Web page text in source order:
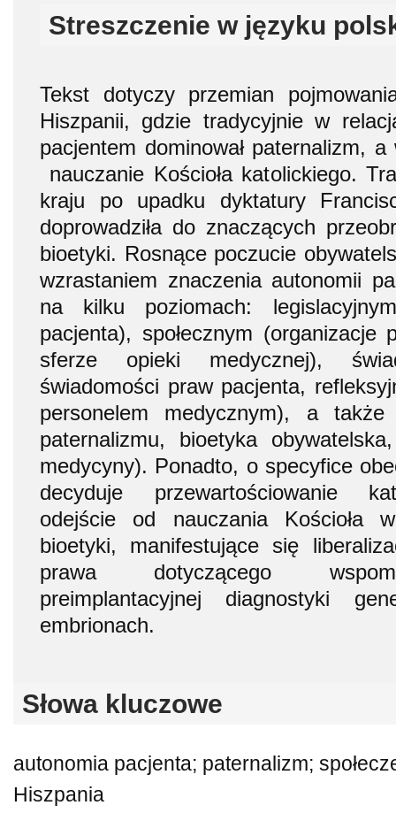
Streszczenie w języku
Tekst dotyczy przemian
Hiszpanii, gdzie tradycyjnie w
pacjentem dominował paternalizm,
nauczanie Kościoła katolickiego.
kraju po upadku dyktatury
doprowadziła do znaczących
bioetyki. Rosnące poczucie
wzrastaniem znaczenia autonomii
na kilku poziomach:
pacjenta), społecznym (organizacje
sferze opieki medycznej),
świadomości praw pacjenta,
personelem medycznym), a także
paternalizmu, bioetyka
medycyny). Ponadto, o specyfice
decyduje przewartościowanie
odejście od nauczania Kościoła
bioetyki, manifestujące się
prawa dotyczącego
preimplantacyjnej diagnostyki
embrionach.
Słowa kluczowe
autonomia pacjenta; paternalizm;
Hiszpania